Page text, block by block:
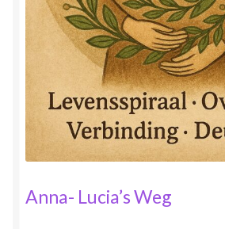
Priesteressen van Isis- Hal der Zuilen
Stress en Burn-out Coaching
Tarot
Transactionele Analyse
Anna- Lucia’s Weg